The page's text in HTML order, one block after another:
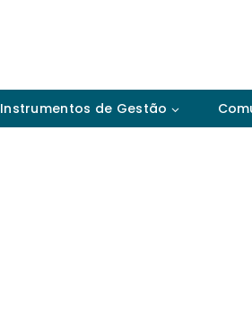
Instrumentos de Gestão